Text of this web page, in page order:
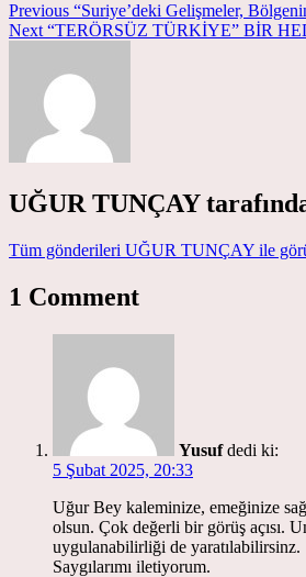
Previous “Suriye’deki Gelişmeler,
Next “TERÖRSÜZ TÜRKİYE” BİR
UĞUR TUNÇAY
Tüm gönderileri UĞUR TUNÇAY ile
1 Comment
Yusuf dedi ki:
5 Şubat 2025, 20:33
Uğur Bey kaleminize, emeğinize
olsun. Çok değerli bir görüş açısı.
uygulanabilirliği de yaratılabilirsinz.
Saygılarımı iletiyorum.